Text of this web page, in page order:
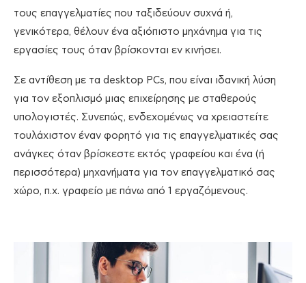
τους επαγγελματίες που ταξιδεύουν συχνά ή,
γενικότερα, θέλουν ένα αξιόπιστο μηχάνημα για τις
εργασίες τους όταν βρίσκονται εν κινήσει.
Σε αντίθεση με τα desktop PCs, που είναι ιδανική λύση
για τον εξοπλισμό μιας επιχείρησης με σταθερούς
υπολογιστές. Συνεπώς, ενδεχομένως να χρειαστείτε
τουλάχιστον έναν φορητό για τις επαγγελματικές σας
ανάγκες όταν βρίσκεστε εκτός γραφείου και ένα (ή
περισσότερα) μηχανήματα για τον επαγγελματικό σας
χώρο, π.χ. γραφείο με πάνω από 1 εργαζόμενους.